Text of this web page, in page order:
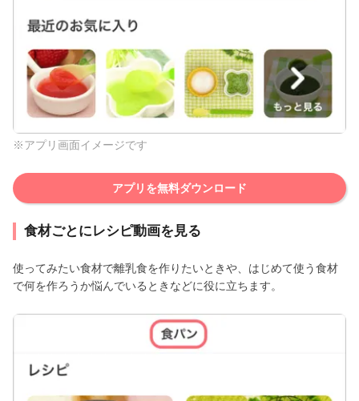
※アプリ画面イメージです
アプリを無料ダウンロード
食材ごとにレシピ動画を見る
使ってみたい食材で離乳食を作りたいときや、はじめて使う食材
で何を作ろうか悩んでいるときなどに役に立ちます。